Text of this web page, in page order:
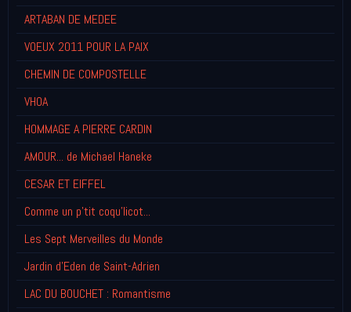
ARTABAN DE MEDEE
VOEUX 2011 POUR LA PAIX
CHEMIN DE COMPOSTELLE
VHOA
HOMMAGE A PIERRE CARDIN
AMOUR... de Michael Haneke
CESAR ET EIFFEL
Comme un p'tit coqu'licot...
Les Sept Merveilles du Monde
Jardin d'Eden de Saint-Adrien
LAC DU BOUCHET : Romantisme